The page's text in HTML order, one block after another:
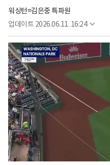
워싱턴=김은중 특파원
업데이트 2026.06.11. 16:24